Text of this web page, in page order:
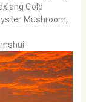
Cold
Mushroom,